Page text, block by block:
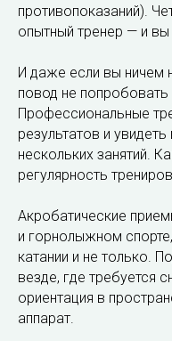
противопоказаний).
опытный тренер — и
И даже если вы ничем
повод не попробовать
Профессиональные
результатов и
нескольких занятий.
регулярность
Акробатические
и горнолыжном
катании и не только.
везде, где требуется
ориентация в
аппарат.